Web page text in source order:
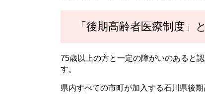
「後期高齢者医療制度」
75歳以上の方と一定の障がいのあると
す。
県内すべての市町が加入する石川県後